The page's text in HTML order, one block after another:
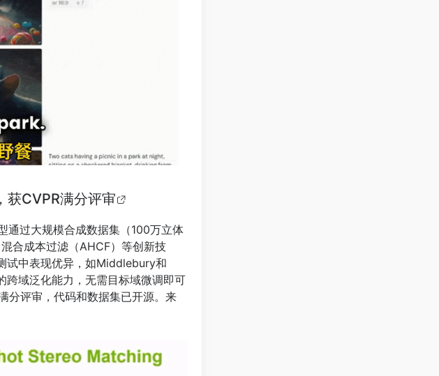
CVPR满分评审
通过大规模合成数据集（100万立体
合成本过滤（AHCF）等创新技
试中表现优异，如Middlebury和
跨域泛化能力，无需目标域微调即可
分评审，代码和数据集已开源。来